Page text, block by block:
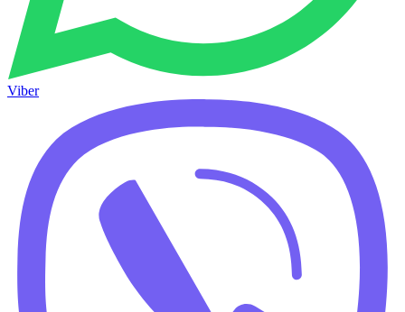
Viber